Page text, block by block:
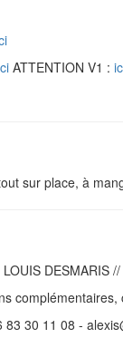
ATTENTION V1 :
sur place, à
DESMARIS
complémentaires,
30 11 08 -